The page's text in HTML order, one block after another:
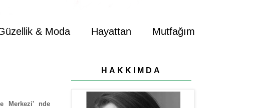
& Moda Hayattan Mutfağım
Merkezi' nde
HAKKIMDA